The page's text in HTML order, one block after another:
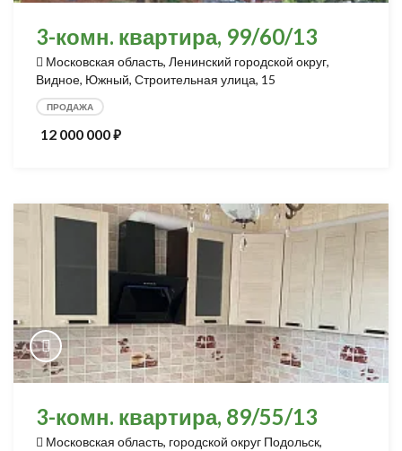
3-комн. квартира, 99/60/13
Московская область, Ленинский городской округ,
Видное, Южный, Строительная улица, 15
ПРОДАЖА
12 000 000⃏
3-комн. квартира, 89/55/13
Московская область, городской округ Подольск,